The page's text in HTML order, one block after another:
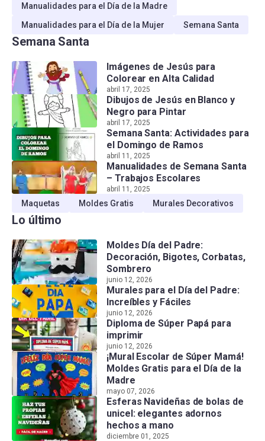
Manualidades para el Día de la Madre
Manualidades para el Día de la Mujer
Semana Santa
Semana Santa
Imágenes de Jesús para
Colorear en Alta Calidad
abril 17, 2025
Dibujos de Jesús en Blanco y
Negro para Pintar
abril 17, 2025
Semana Santa: Actividades para
el Domingo de Ramos
abril 11, 2025
Manualidades de Semana Santa
– Trabajos Escolares
abril 11, 2025
Maquetas Moldes Gratis Murales Decorativos
Lo último
Moldes Día del Padre:
Decoración, Bigotes, Corbatas,
Sombrero
junio 12, 2026
Murales para el Día del Padre:
Increíbles y Fáciles
junio 12, 2026
Diploma de Súper Papá para
imprimir
junio 12, 2026
¡Mural Escolar de Súper Mamá!
Moldes Gratis para el Día de la
Madre
mayo 07, 2026
Esferas Navideñas de bolas de
unicel: elegantes adornos
hechos a mano
diciembre 01, 2025